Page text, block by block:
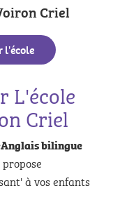
Criel
l'école
L'école
Criel
bilingue
propose
à vos enfants